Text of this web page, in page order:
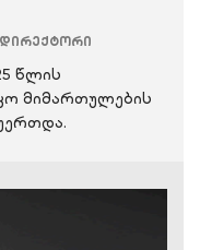
წლის
მიმართულების